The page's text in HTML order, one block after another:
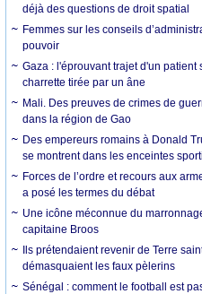
déjà des questions de droit spatial
Femmes sur les conseils
pouvoir
Gaza : l'éprouvant trajet d'un
charrette tirée par un âne
Mali. Des preuves de crimes de
dans la région de Gao
Des empereurs romains à Donald
se montrent dans les enceintes
Forces de l’ordre et recours aux
a posé les termes du débat
Une icône méconnue du
capitaine Broos
Ils prétendaient revenir de Terre
démasquaient les faux pèlerins
Sénégal : comment le football est